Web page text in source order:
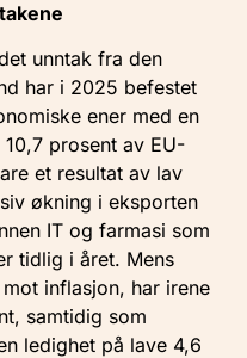
unntak fra den
har i 2025 befestet
ener med en
prosent av EU-
et resultat av lav
økning i eksporten
IT og farmasi som
tidlig i året. Mens
inflasjon, har irene
samtidig som
ledighet på lave 4,6